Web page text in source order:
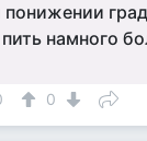
намного
0